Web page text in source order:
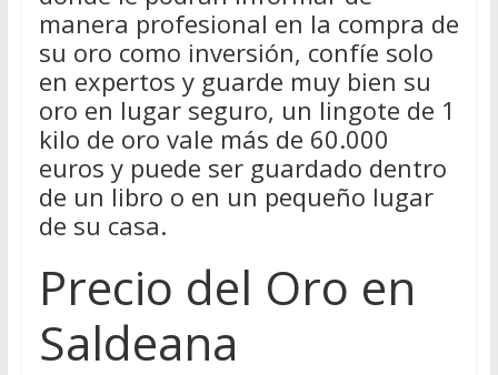
manera profesional en la compra de
su oro como inversión, confíe solo
en expertos y guarde muy bien su
oro en lugar seguro, un lingote de 1
kilo de oro vale más de 60.000
euros y puede ser guardado dentro
de un libro o en un pequeño lugar
de su casa.
Precio del Oro en
Saldeana